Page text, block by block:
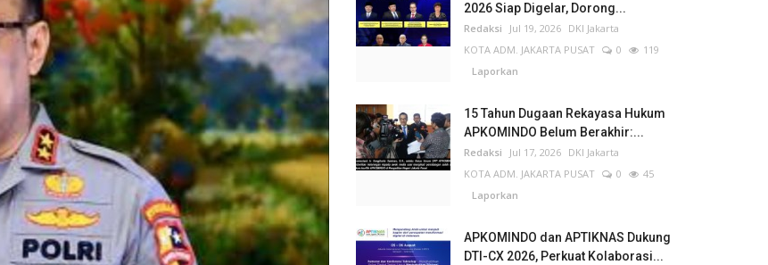
2026 Siap Digelar, Dorong...
Redaksi Jul 19, 2026 DKI Jakarta
KOTA ADM. JAKARTA PUSAT
0
119
Laporkan
15 Tahun Dugaan Rekayasa Hukum
APKOMINDO Belum Berakhir:...
Redaksi Jul 17, 2026 DKI Jakarta
KOTA ADM. JAKARTA PUSAT
0
45
Laporkan
APKOMINDO dan APTIKNAS Dukung
DTI-CX 2026, Perkuat Kolaborasi...